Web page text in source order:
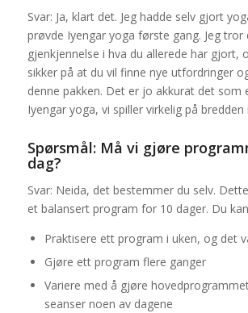
Svar: Ja, klart det. Jeg hadde selv gjort
prøvde Iyengar yoga første gang. Jeg tror
gjenkjennelse i hva du allerede har gjort,
sikker på at du vil finne nye utfordringer
denne pakken. Det er jo akkurat det som
Iyengar yoga, vi spiller virkelig på bredden
Spørsmål: Må vi gjøre
dag?
Svar: Neida, det bestemmer du selv.
et balansert program for 10 dager. Du kan
Praktisere ett program i uken, og det
Gjøre ett program flere ganger
Variere med å gjøre
seanser noen av dagene